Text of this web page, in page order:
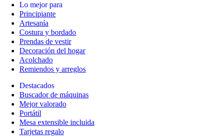
Lo mejor para
Principiante
Artesanía
Costura y bordado
Prendas de vestir
Decoración del hogar
Acolchado
Remiendos y arreglos
Destacados
Buscador de máquinas
Mejor valorado
Portátil
Mesa extensible incluida
Tarjetas regalo